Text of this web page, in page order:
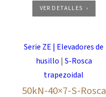
VER DETALLES
Serie ZE | Elevadores de
husillo | S-Rosca
trapezoidal
50kN-40×7-S-Rosca